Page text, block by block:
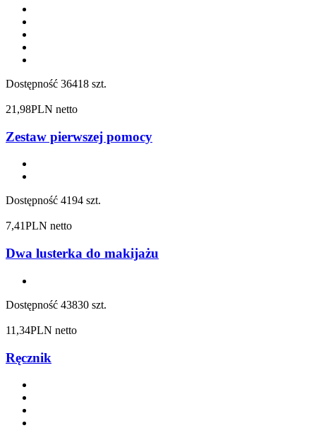
Dostępność 36418 szt.
21,98PLN netto
Zestaw pierwszej pomocy
Dostępność 4194 szt.
7,41PLN netto
Dwa lusterka do makijażu
Dostępność 43830 szt.
11,34PLN netto
Ręcznik